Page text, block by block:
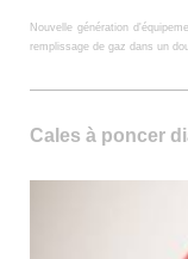
Nouvelle génération
remplissage de gaz dans un
Cales à poncer